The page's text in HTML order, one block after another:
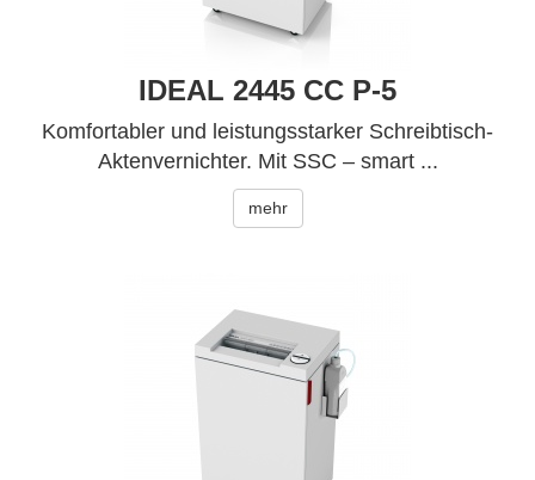
IDEAL 2445 CC P-5
Komfortabler und leistungsstarker Schreibtisch-
Aktenvernichter. Mit SSC – smart ...
mehr